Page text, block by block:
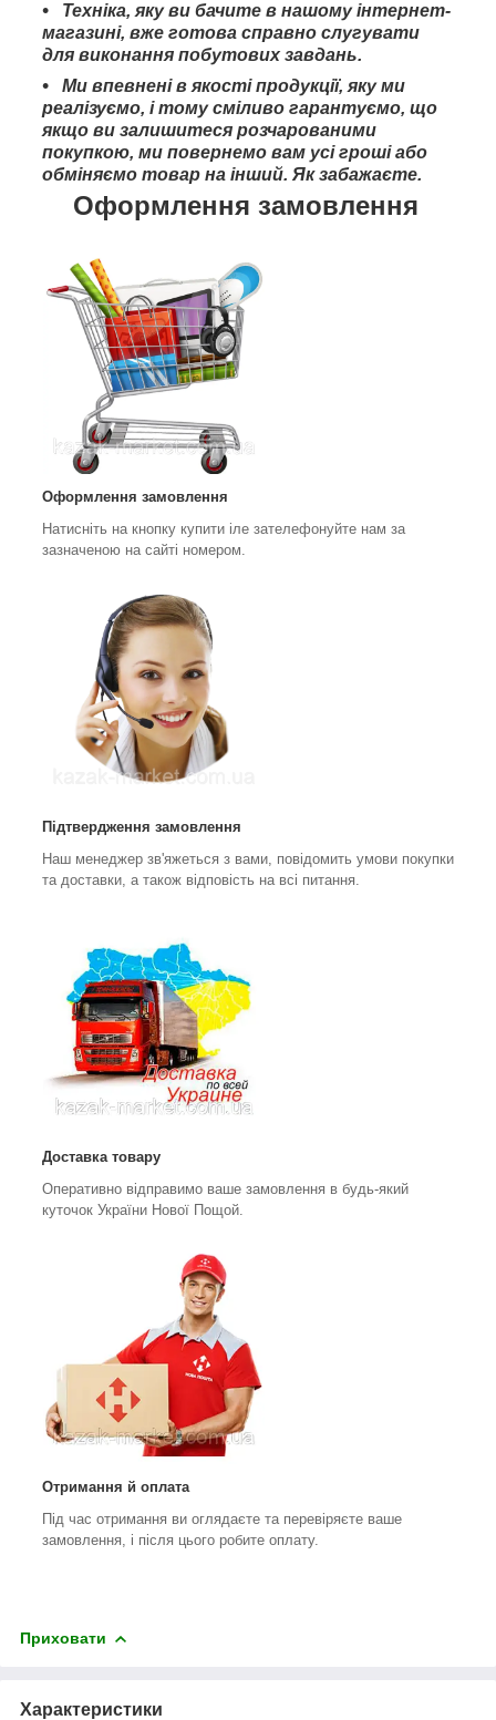
Техніка, яку ви бачите в нашому інтернет-
магазині, вже готова справно слугувати
для виконання побутових завдань.
Ми впевнені в якості продукції, яку ми
реалізуємо, і тому сміливо гарантуємо, що
якщо ви залишитеся розчарованими
покупкою, ми повернемо вам усі гроші або
обміняємо товар на інший. Як забажаєте.
Оформлення замовлення
Оформлення замовлення
Натисніть на кнопку купити іле зателефонуйте нам за
зазначеною на сайті номером.
Підтвердження замовлення
Наш менеджер зв'яжеться з вами, повідомить умови покупки
та доставки, а також відповість на всі питання.
Доставка товару
Оперативно відправимо ваше замовлення в будь-який
куточок України Нової Пощой.
Отримання й оплата
Під час отримання ви оглядаєте та перевіряєте ваше
замовлення, і після цього робите оплату.
Приховати
Характеристики